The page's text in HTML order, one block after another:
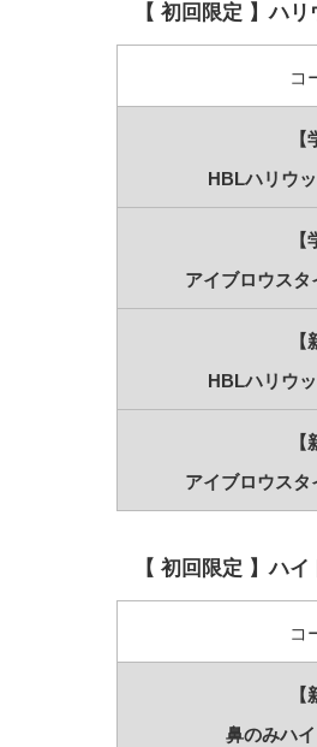
【 初回限定 】ハ
コ
【
HBLハリウ
【
アイブロウスタ
【
HBLハリウ
【
アイブロウスタ
【 初回限定 】ハ
コ
【
鼻のみハ